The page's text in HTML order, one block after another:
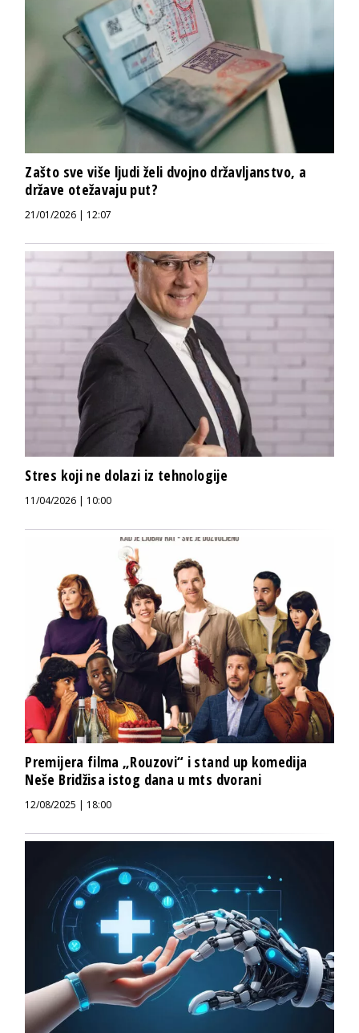
Zašto sve više ljudi želi dvojno državljanstvo, a
države otežavaju put?
21/01/2026 | 12:07
Stres koji ne dolazi iz tehnologije
11/04/2026 | 10:00
Premijera filma „Rouzovi“ i stand up komedija
Neše Bridžisa istog dana u mts dvorani
12/08/2025 | 18:00